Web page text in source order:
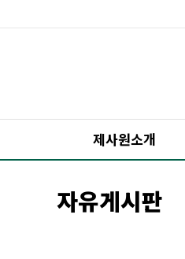
제사원소개
자유게시판